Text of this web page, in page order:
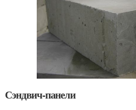
Сэндвич-панели